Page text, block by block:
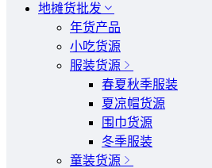
地摊货批发
年货产品
小吃货源
服装货源
春夏秋季服装
夏凉帽货源
围巾货源
冬季服装
童装货源